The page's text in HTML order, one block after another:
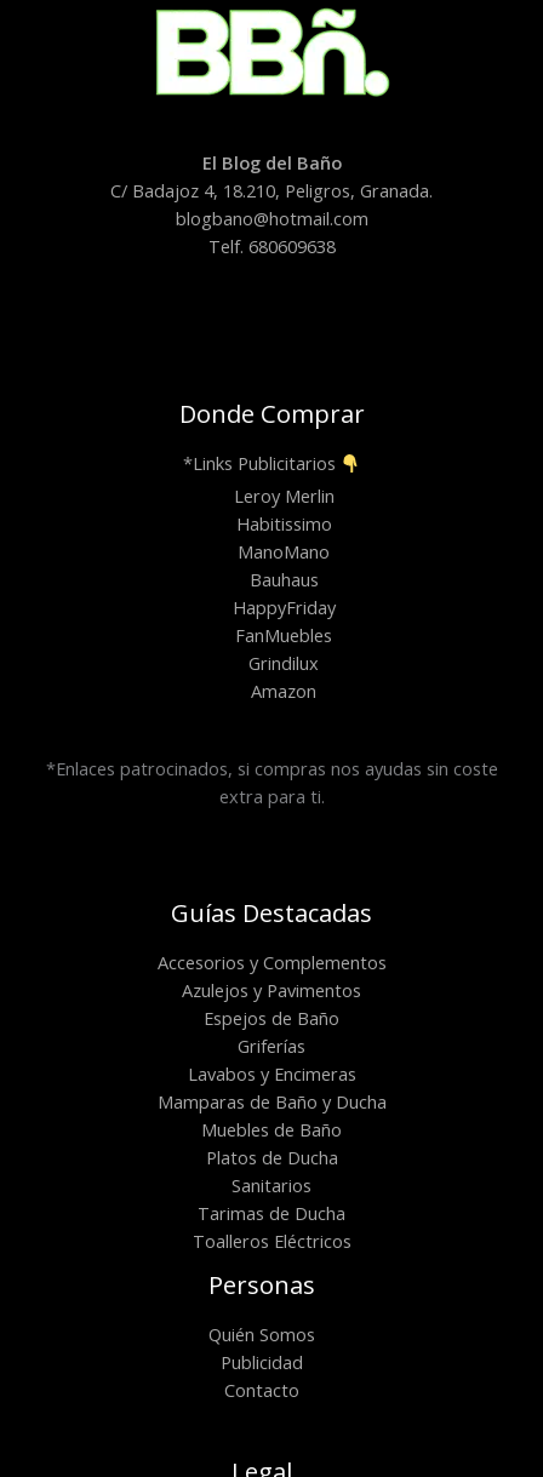
El Blog del Baño
C/ Badajoz 4, 18.210, Peligros, Granada.
blogbano@hotmail.com
Telf. 680609638
Donde Comprar
*Links Publicitarios
Leroy Merlin
Habitissimo
ManoMano
Bauhaus
HappyFriday
FanMuebles
Grindilux
Amazon
*Enlaces patrocinados, si compras nos ayudas sin coste
extra para ti.
Guías Destacadas
Accesorios y Complementos
Azulejos y Pavimentos
Espejos de Baño
Griferías
Lavabos y Encimeras
Mamparas de Baño y Ducha
Muebles de Baño
Platos de Ducha
Sanitarios
Tarimas de Ducha
Toalleros Eléctricos
Personas
Quién Somos
Publicidad
Contacto